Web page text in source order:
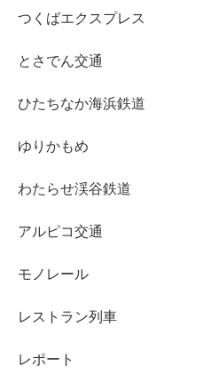
つくばエクスプレス
とさでん交通
ひたちなか海浜鉄道
ゆりかもめ
わたらせ渓谷鉄道
アルピコ交通
モノレール
レストラン列車
レポート